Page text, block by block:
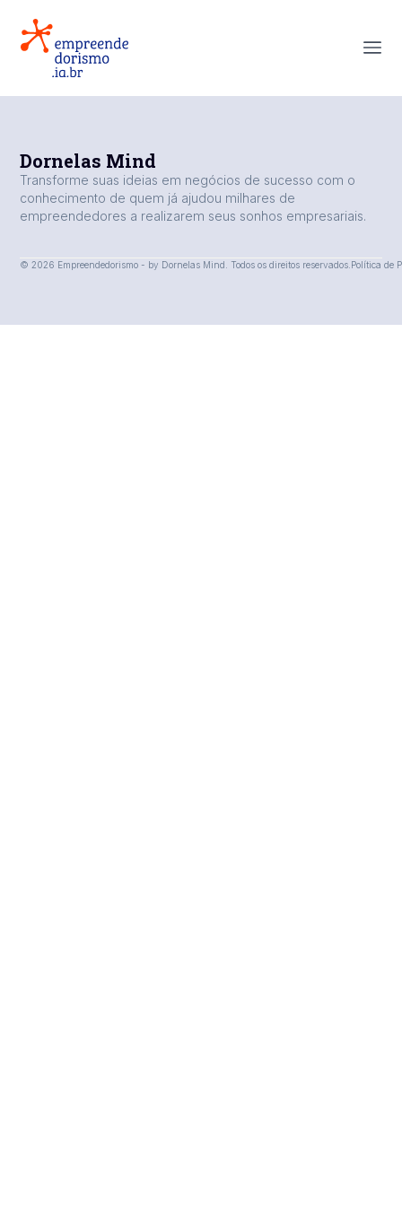
Dornelas Mind
Transforme suas ideias em negócios de sucesso com o
conhecimento de quem já ajudou milhares de
empreendedores a realizarem seus sonhos empresariais.
© 2026 Empreendedorismo - by Dornelas Mind. Todos os direitos reservados. Política de